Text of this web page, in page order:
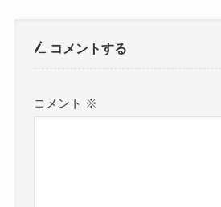
コメントする
コメント ※